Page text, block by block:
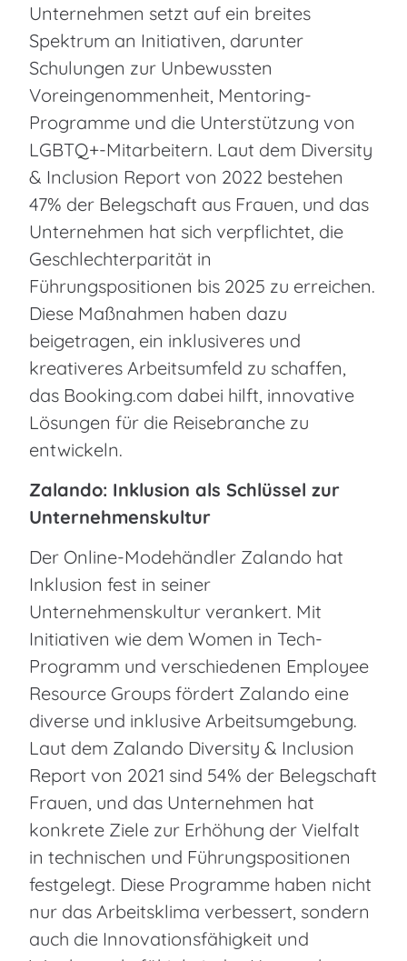
Unternehmen setzt auf ein breites
Spektrum an Initiativen, darunter
Schulungen zur Unbewussten
Voreingenommenheit, Mentoring-
Programme und die Unterstützung von
LGBTQ+-Mitarbeitern. Laut dem Diversity
& Inclusion Report von 2022 bestehen
47% der Belegschaft aus Frauen, und das
Unternehmen hat sich verpflichtet, die
Geschlechterparität in
Führungspositionen bis 2025 zu erreichen.
Diese Maßnahmen haben dazu
beigetragen, ein inklusiveres und
kreativeres Arbeitsumfeld zu schaffen,
das Booking.com dabei hilft, innovative
Lösungen für die Reisebranche zu
entwickeln.
Zalando: Inklusion als Schlüssel zur
Unternehmenskultur
Der Online-Modehändler Zalando hat
Inklusion fest in seiner
Unternehmenskultur verankert. Mit
Initiativen wie dem Women in Tech-
Programm und verschiedenen Employee
Resource Groups fördert Zalando eine
diverse und inklusive Arbeitsumgebung.
Laut dem Zalando Diversity & Inclusion
Report von 2021 sind 54% der Belegschaft
Frauen, und das Unternehmen hat
konkrete Ziele zur Erhöhung der Vielfalt
in technischen und Führungspositionen
festgelegt. Diese Programme haben nicht
nur das Arbeitsklima verbessert, sondern
auch die Innovationsfähigkeit und